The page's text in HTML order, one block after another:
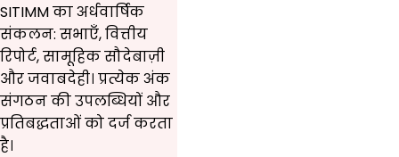
SITIMM का अर्धवार्षिक
संकलन: सभाएँ, वित्तीय
रिपोर्ट, सामूहिक सौदेबाज़ी
और जवाबदेही। प्रत्येक अंक
संगठन की उपलब्धियों और
प्रतिबद्धताओं को दर्ज करता
है।